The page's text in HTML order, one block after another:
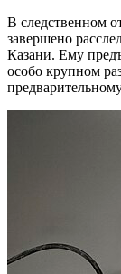
В следственном
завершено
Казани. Ему
особо крупном